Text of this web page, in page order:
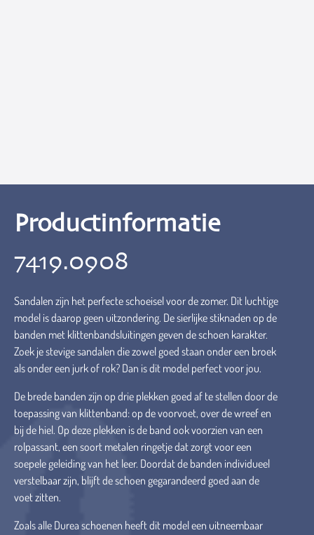
Productinformatie
7419.0908
Sandalen zijn het perfecte schoeisel voor de zomer. Dit luchtige
model is daarop geen uitzondering. De sierlijke stiknaden op de
banden met klittenbandsluitingen geven de schoen karakter.
Zoek je stevige sandalen die zowel goed staan onder een broek
als onder een jurk of rok? Dan is dit model perfect voor jou.
De brede banden zijn op drie plekken goed af te stellen door de
toepassing van klittenband: op de voorvoet, over de wreef en
bij de hiel. Op deze plekken is de band ook voorzien van een
rolpassant, een soort metalen ringetje dat zorgt voor een
soepele geleiding van het leer. Doordat de banden individueel
verstelbaar zijn, blijft de schoen gegarandeerd goed aan de
voet zitten.
Zoals alle Durea schoenen heeft dit model een uitneembaar